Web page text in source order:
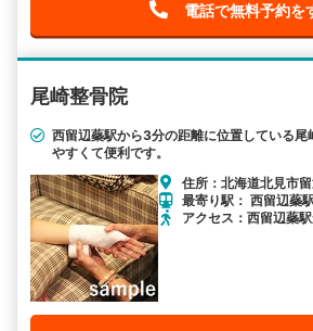
電話で無料予約を
尾崎整骨院
西留辺蘂駅から3分の距離に位置している尾
やすくて便利です。
住所：北海道北見市
最寄り駅： 西留辺蘂
アクセス：西留辺蘂